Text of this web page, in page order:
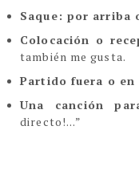
Saque: por arriba
Colocación o
también me gusta.
Partido fuera o en
Una canción
directo!...”